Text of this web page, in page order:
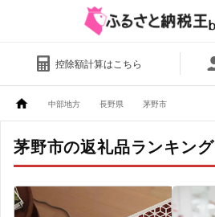
控除額計算はこちら
中部地方 長野県 茅野市
茅野市の返礼品ランキング